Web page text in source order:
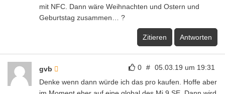
mit NFC. Dann wäre Weihnachten und Ostern und
Geburtstag zusammen… ?
Zitieren Antworten
0 # 05.03.19 um 19:31
gvb
Denke wenn dann würde ich das pro kaufen. Hoffe aber